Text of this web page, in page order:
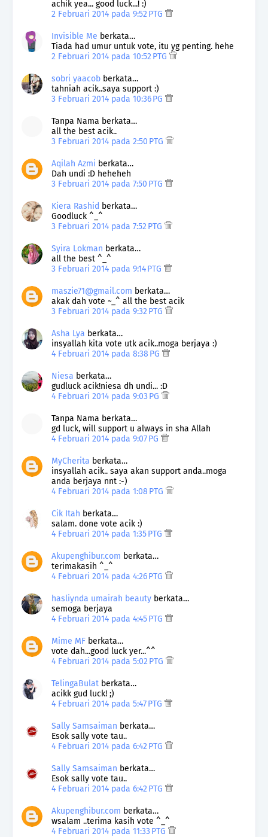
achik yea... good luck...! :)
2 Februari 2014 pada 9:52 PTG
Invisible Me berkata…
Tiada had umur untuk vote, itu yg penting. hehe
2 Februari 2014 pada 10:52 PTG
sobri yaacob berkata…
tahniah acik..saya support :)
3 Februari 2014 pada 10:36 PG
Tanpa Nama berkata…
all the best acik..
3 Februari 2014 pada 2:50 PTG
Aqilah Azmi berkata…
Dah undi :D heheheh
3 Februari 2014 pada 7:50 PTG
Kiera Rashid berkata…
Goodluck ^_^
3 Februari 2014 pada 7:52 PTG
Syira Lokman berkata…
all the best ^_^
3 Februari 2014 pada 9:14 PTG
maszie71@gmail.com berkata…
akak dah vote ~_^ all the best acik
3 Februari 2014 pada 9:32 PTG
Asha Lya berkata…
insyallah kita vote utk acik..moga berjaya :)
4 Februari 2014 pada 8:38 PG
Niesa berkata…
gudluck acik!niesa dh undi... :D
4 Februari 2014 pada 9:03 PG
Tanpa Nama berkata…
gd luck, will support u always in sha Allah
4 Februari 2014 pada 9:07 PG
MyCherita berkata…
insyallah acik.. saya akan support anda..moga
anda berjaya nnt :-)
4 Februari 2014 pada 1:08 PTG
Cik Itah berkata…
salam. done vote acik :)
4 Februari 2014 pada 1:35 PTG
Akupenghibur.com berkata…
terimakasih ^_^
4 Februari 2014 pada 4:26 PTG
hasliynda umairah beauty berkata…
semoga berjaya
4 Februari 2014 pada 4:45 PTG
Mime MF berkata…
vote dah...good luck yer...^^
4 Februari 2014 pada 5:02 PTG
TelingaBulat berkata…
acikk gud luck! ;)
4 Februari 2014 pada 5:47 PTG
Sally Samsaiman berkata…
Esok sally vote tau..
4 Februari 2014 pada 6:42 PTG
Sally Samsaiman berkata…
Esok sally vote tau..
4 Februari 2014 pada 6:42 PTG
Akupenghibur.com berkata…
wsalam ..terima kasih vote ^_^
4 Februari 2014 pada 11:33 PTG